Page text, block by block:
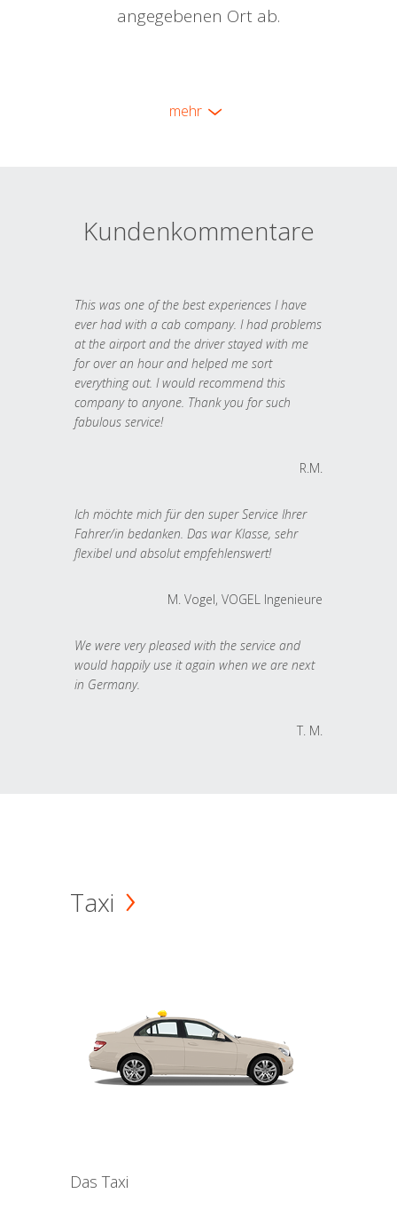
angegebenen Ort ab.
mehr
Kundenkommentare
This was one of the best experiences I have
ever had with a cab company. I had problems
at the airport and the driver stayed with me
for over an hour and helped me sort
everything out. I would recommend this
company to anyone. Thank you for such
fabulous service!
R.M.
Ich möchte mich für den super Service Ihrer
Fahrer/in bedanken. Das war Klasse, sehr
flexibel und absolut empfehlenswert!
M. Vogel, VOGEL Ingenieure
We were very pleased with the service and
would happily use it again when we are next
in Germany.
T. M.
Taxi
Das Taxi